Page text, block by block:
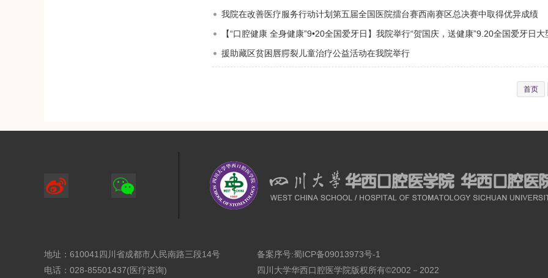
我院在改善医疗服务行动计划第五届全国医院擂台赛西南赛区总决赛中取得优异成绩
【“口腔健康 全身健康”9•20全国爱牙日】我院举行“贺国庆，送健康”9.20全国爱牙日
援助藏区贫困唇腭裂儿童治疗公益活动在我院举行
首页
地址：610041四川省成都市人民南路三段14号
电话：028-85501437(医疗咨询)
备案序号:蜀ICP备09013973号-1
四川大学华西口腔医学院版权所有©2002－2022